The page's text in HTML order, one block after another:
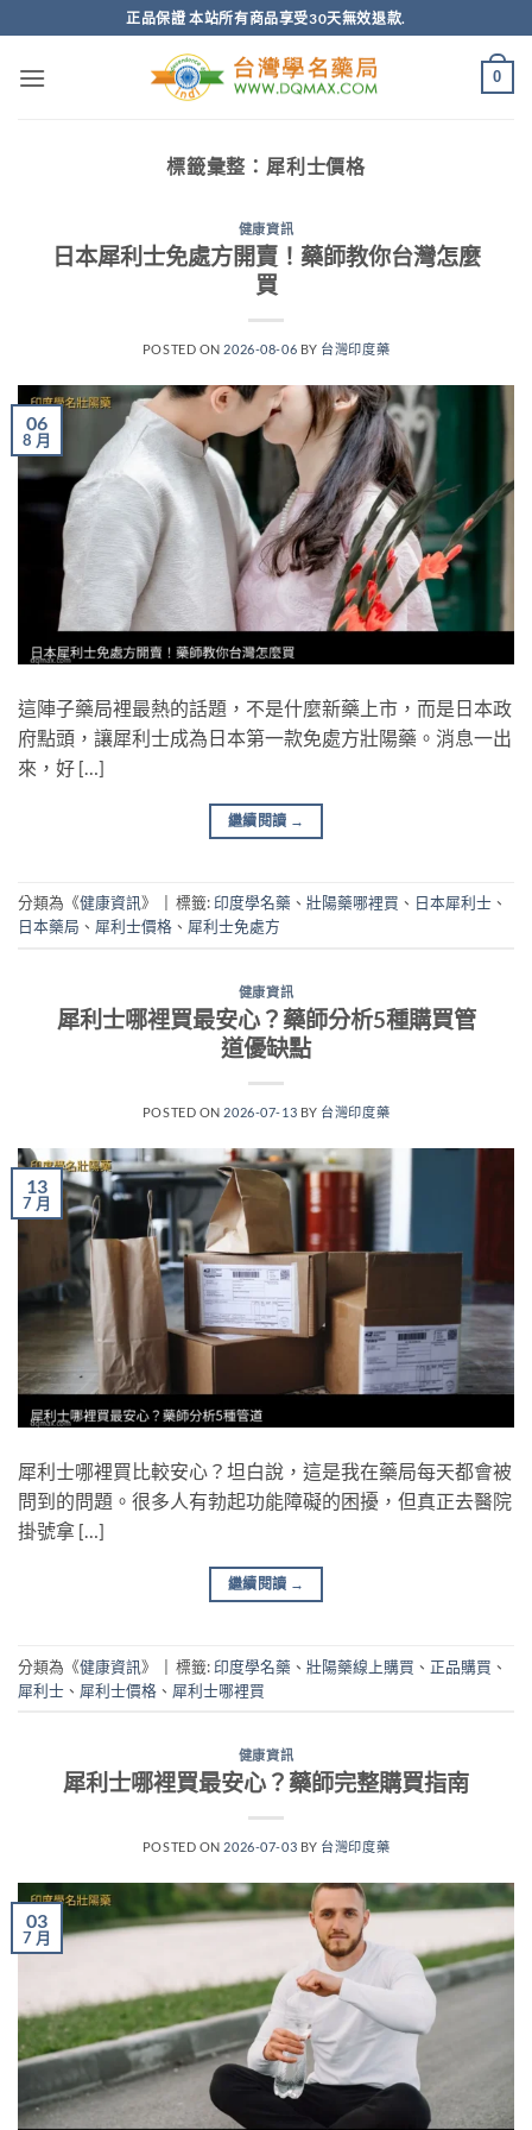
轉
正品保證 本站所有商品享受30天無效退款.
0
標籤彙整： 犀利士價格
健康資訊
日本犀利士免處方開賣！藥師教你台灣怎麼
買
POSTED ON 2026-08-06 BY 台灣印度藥
06
8 月
這陣子藥局裡最熱的話題，不是什麼新藥上市，而是日本政
府點頭，讓犀利士成為日本第一款免處方壯陽藥。消息一出
來，好 […]
繼續閱讀 →
分類為《健康資訊》 標籤:印度學名藥 、 壯陽藥哪裡買 、 日本犀利士 、
日本藥局 、 犀利士價格 、 犀利士免處方
健康資訊
犀利士哪裡買最安心？藥師分析5種購買管
道優缺點
POSTED ON 2026-07-13 BY 台灣印度藥
13
7 月
犀利士哪裡買比較安心？坦白說，這是我在藥局每天都會被
問到的問題。很多人有勃起功能障礙的困擾，但真正去醫院
掛號拿 […]
繼續閱讀 →
分類為《健康資訊》 | 標籤: 印度學名藥 、 壯陽藥線上購買 、 正品購買 、
犀利士 、 犀利士價格 、 犀利士哪裡買
健康資訊
犀利士哪裡買最安心？藥師完整購買指南
POSTED ON 2026-07-03 BY 台灣印度藥
03
7 月